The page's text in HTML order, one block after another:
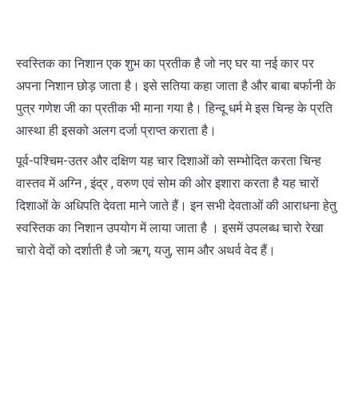
स्वस्तिक का निशान एक शुभ का प्रतीक है जो नए घर या नई कार पर
अपना निशान छोड़ जाता है। इसे सतिया कहा जाता है और बाबा बर्फानी के
पुत्र गणेश जी का प्रतीक भी माना गया है। हिन्दू धर्म मे इस चिन्ह के प्रति
आस्था ही इसको अलग दर्जा प्राप्त कराता है।
पूर्व-पश्चिम-उतर और दक्षिण यह चार दिशाओं को सम्भोदित करता चिन्ह
वास्तव में अग्नि , इंद्र , वरुण एवं सोम की ओर इशारा करता है यह चारों
दिशाओं के अधिपति देवता माने जाते हैं। इन सभी देवताओं की आराधना हेतु
स्वस्तिक का निशान उपयोग में लाया जाता है । इसमें उपलब्ध चारो रेखा
चारो वेदों को दर्शाती है जो ऋग्, यजु, साम और अथर्व वेद हैं।